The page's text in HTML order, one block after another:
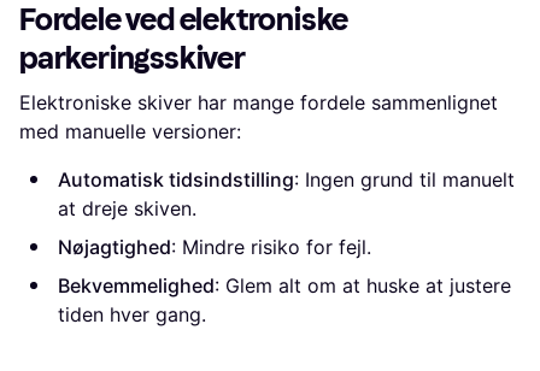
Fordele ved elektroniske
parkeringsskiver
Elektroniske skiver har mange fordele sammenlignet
med manuelle versioner:
Automatisk tidsindstilling: Ingen grund til manuelt
at dreje skiven.
Nøjagtighed: Mindre risiko for fejl.
Bekvemmelighed: Glem alt om at huske at justere
tiden hver gang.